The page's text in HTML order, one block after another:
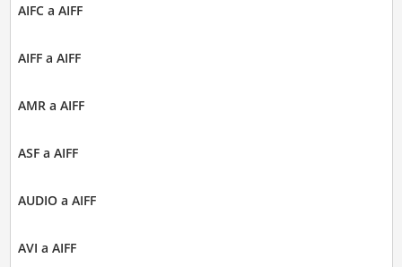
AIFC a AIFF
AIFF a AIFF
AMR a AIFF
ASF a AIFF
AUDIO a AIFF
AVI a AIFF